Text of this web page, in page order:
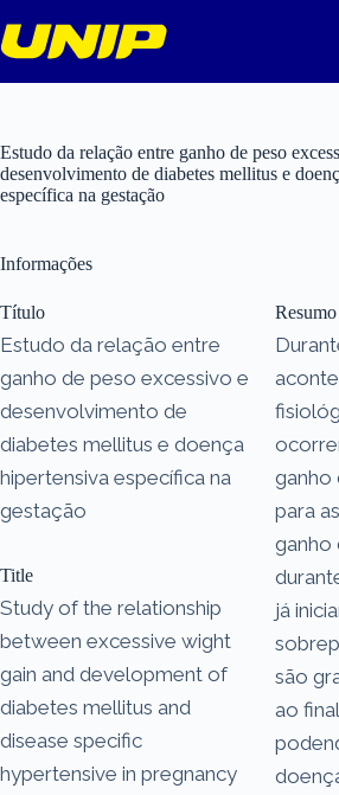
para
o
Estudo da relação entre ganho de peso
desenvolvimento de diabetes mellitus e
específica na gestação
Informações
Título
Estudo da relação entre
ganho de peso excessivo e
desenvolvimento de
diabetes mellitus e doença
hipertensiva específica na
gestação
Title
Study of the relationship
between excessive wight
gain and development of
diabetes mellitus and
disease specific
hypertensive in pregnancy
Resumo
ganho
para
ganho
já
são
ao